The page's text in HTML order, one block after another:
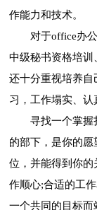
作能力和技术。
对于office办
中级秘书资格培训
还十分重视培养
习，工作塌实、认
寻找一个掌握
的部下，是你的
位，并能得到你
作顺心;合适的工
一个共同的目标